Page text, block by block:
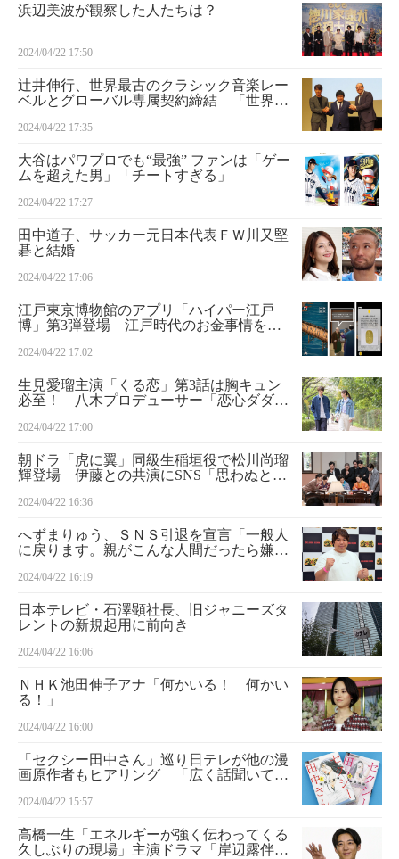
浜辺美波が観察した人たちは？
2024/04/22 17:50
辻井伸行、世界最古のクラシック音楽レー
ベルとグローバル専属契約締結 「世界で
出す」
2024/04/22 17:35
大谷はパワプロでも“最強” ファンは「ゲー
ムを超えた男」「チートすぎる」
2024/04/22 17:27
田中道子、サッカー元日本代表ＦＷ川又堅
碁と結婚
2024/04/22 17:06
江戸東京博物館のアプリ「ハイパー江戸
博」第3弾登場 江戸時代のお金事情を体
2024/04/22 17:02
生見愛瑠主演「くる恋」第3話は胸キュン
必至！ 八木プロデューサー「恋心ダダ漏
も」
2024/04/22 17:00
朝ドラ「虎に翼」同級生稲垣役で松川尚瑠
輝登場 伊藤との共演にSNS「思わぬとこ
室」思い出す声
2024/04/22 16:36
へずまりゅう、ＳＮＳ引退を宣言「一般人
に戻ります。親がこんな人間だったら嫌じ
2024/04/22 16:19
日本テレビ・石澤顕社長、旧ジャニーズタ
レントの新規起用に前向き
2024/04/22 16:06
ＮＨＫ池田伸子アナ「何かいる！ 何かい
る！」
2024/04/22 16:00
「セクシー田中さん」巡り日テレが他の漫
画原作者もヒアリング 「広く話聞いて再
2024/04/22 15:57
高橋一生「エネルギーが強く伝わってくる
久しぶりの現場」主演ドラマ「岸辺露伴は